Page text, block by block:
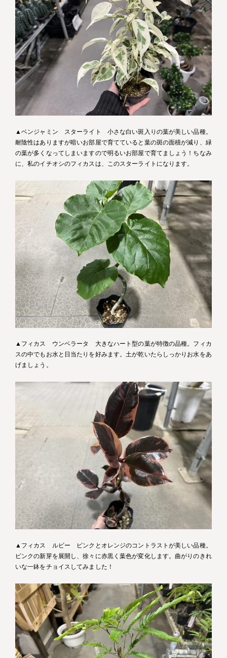
▲ベンジャミン スターライト 小さな白い斑入りの葉が美しい品種。
耐陰性はありますが暗いお部屋で育てていると葉の斑の面積が減り、緑
の葉が多くなってしまいますので明るいお部屋で育てましょう！ちなみ
に、私のイチオシのフィカスは、このスターライトになります。
▲フィカス ウンベラータ 大きなハート型の葉が特徴の品種。フィカ
スの中でもお水と日当たりを好みます。土が乾いたらしっかりお水をあ
げましょう。
▲フィカス ルビー ピンクとオレンジのコントラストが美しい品種。
ピンクの新芽を展開し、徐々に赤黒く葉色が変化します。曲がりのきれ
いな一鉢をチョイスしてみました！